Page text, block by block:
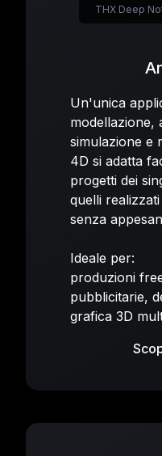
Un'unica
modellazione,
simulazione e
4D si adatta
progetti dei
quelli
senza
Ideale per:
produzioni
pubblicitarie,
grafica 3D
THX Deep